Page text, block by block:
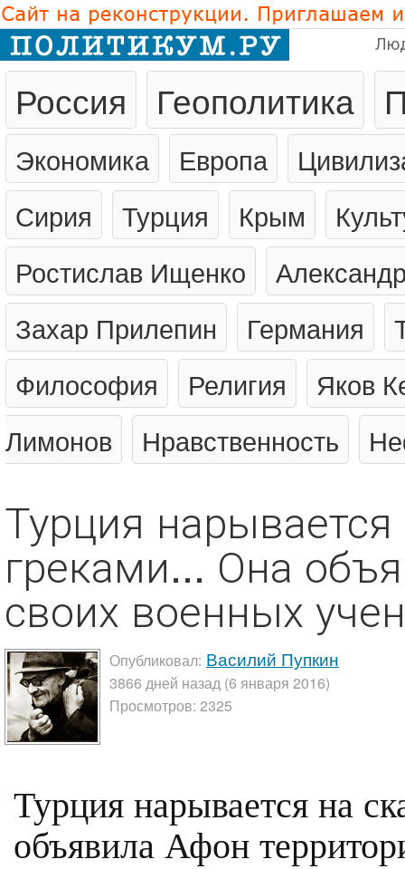
Россия Геополитика
Экономика Европа
Сирия
Турция Крым
Ростислав Ищенко
Захар Прилепин
Германия
Философия
Религия
Яков
Лимонов
Нравственность
Турция
греками... Она
своих военных
Опубликовал: Василий Пупкин
3866 дней назад (6 января 2016)
Просмотров: 2325
Турция нарывается на
объявила Афон